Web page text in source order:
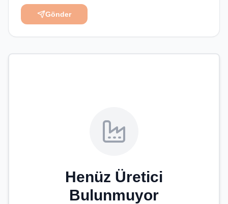
Gönder
Henüz Üretici
Bulunmuyor